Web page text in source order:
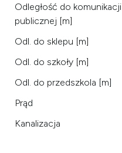
Odległość do komunikacji
publicznej [m]
Odl. do sklepu [m]
Odl. do szkoły [m]
Odl. do przedszkola [m]
Prąd
Kanalizacja